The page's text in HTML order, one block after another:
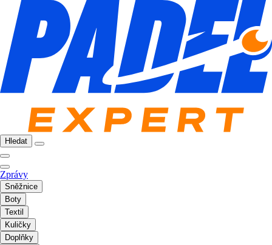
Hledat
Zprávy
Sněžnice
Boty
Textil
Kuličky
Doplňky